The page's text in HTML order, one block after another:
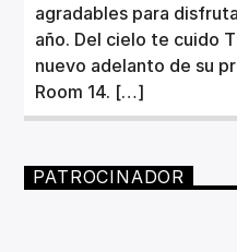
agradables para
año. Del cielo te cuido
nuevo adelanto de su
Room 14. […]
PATROCINADOR